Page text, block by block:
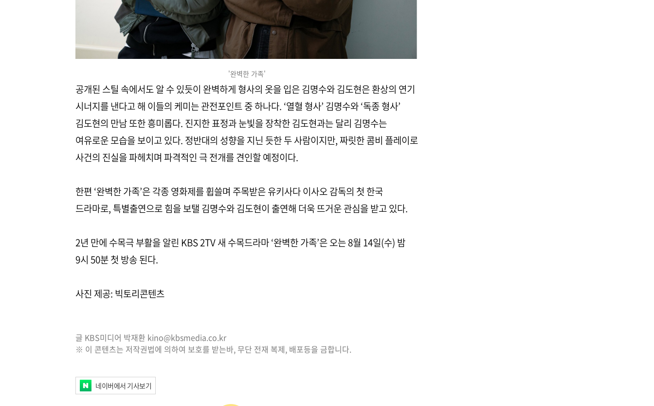
'완벽한 가족'
공개된 스틸 속에서도 알 수 있듯이 완벽하게 형사의 옷을 입은 김명수와 김도현은 환상의 연기
시너지를 낸다고 해 이들의 케미는 관전포인트 중 하나다. ‘열혈 형사’ 김명수와 ‘독종 형사’
김도현의 만남 또한 흥미롭다. 진지한 표정과 눈빛을 장착한 김도현과는 달리 김명수는
여유로운 모습을 보이고 있다. 정반대의 성향을 지닌 듯한 두 사람이지만, 짜릿한 콤비 플레이로
사건의 진실을 파헤치며 파격적인 극 전개를 견인할 예정이다.
한편 ‘완벽한 가족’은 각종 영화제를 휩쓸며 주목받은 유키사다 이사오 감독의 첫 한국
드라마로, 특별출연으로 힘을 보탤 김명수와 김도현이 출연해 더욱 뜨거운 관심을 받고 있다.
2년 만에 수목극 부활을 알린 KBS 2TV 새 수목드라마 ‘완벽한 가족’은 오는 8월 14일(수) 밤
9시 50분 첫 방송 된다.
사진 제공: 빅토리콘텐츠
글 KBS미디어 박재환 kino@kbsmedia.co.kr
※ 이 콘텐츠는 저작권법에 의하여 보호를 받는바, 무단 전재 복제, 배포등을 금합니다.
네이버에서 기사보기